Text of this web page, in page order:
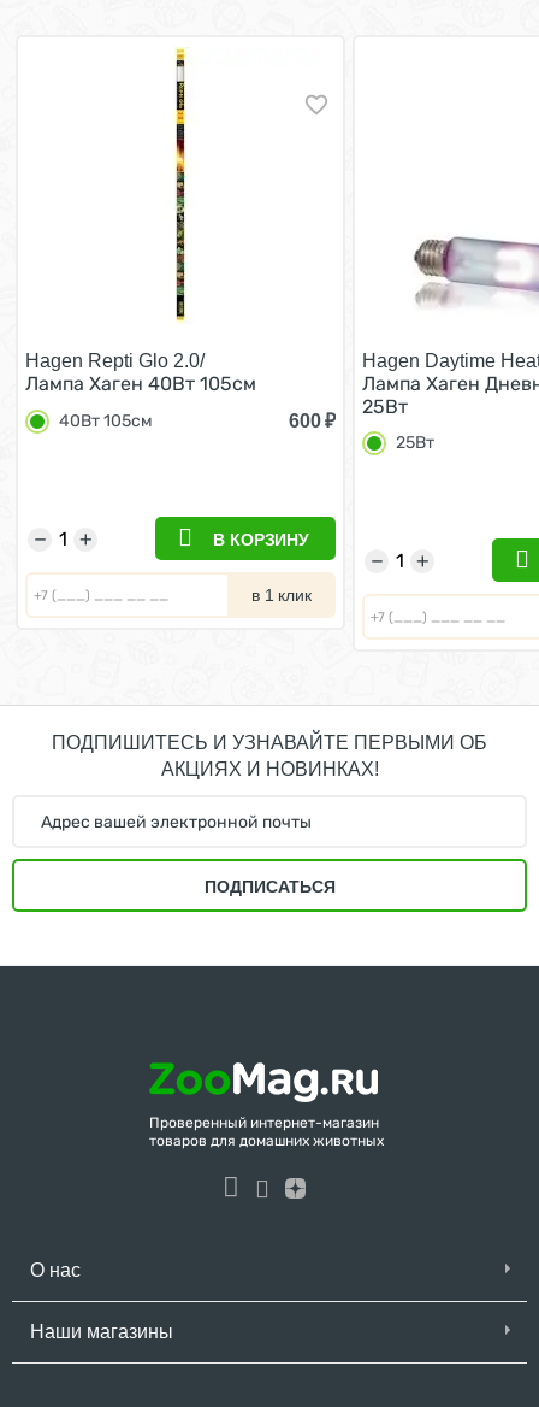
Hagen Repti Glo 2.0/
Лампа Хаген 40Вт 105см
40Вт 105см 600₽
+
− В КОРЗИНУ
в 1 клик
Hagen Daytime
Лампа Хаген
25Вт
25Вт
+
−
ПОДПИШИТЕСЬ И УЗНАВАЙТЕ ПЕРВЫМИ ОБ
АКЦИЯХ И НОВИНКАХ!
ПОДПИСАТЬСЯ
Проверенный интернет-магазин
товаров для домашних животных
О нас
Наши магазины